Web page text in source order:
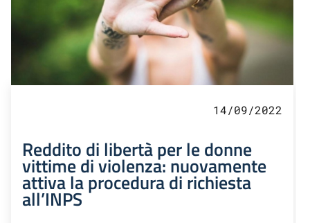
14/09/2022
Reddito di libertà per le donne
vittime di violenza: nuovamente
attiva la procedura di richiesta
all’INPS